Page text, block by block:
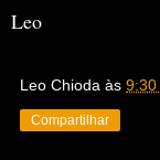
Leo
Leo Chioda às 9:30
Compartilhar